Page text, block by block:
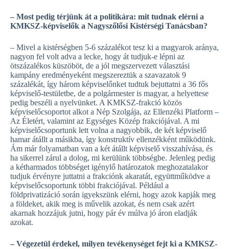
– Most pedig térjünk át a politikára: mit tudnak elérni a
KMKSZ-képviselők a Nagyszőlősi Kistérségi Tanácsban?
– Mivel a kistérségben 5-6 százalékot tesz ki a magyarok aránya,
nagyon fel volt adva a lecke, hogy át tudjuk-e lépni az
ötszázalékos küszöböt, de a jól megszervezett választási
kampány eredményeként megszereztük a szavazatok 9
százalékát, így három képviselőnket tudtuk bejuttatni a 36 fős
képviselő-testületbe, de a polgármester is magyar, a helyettese
pedig beszéli a nyelvünket. A KMKSZ-frakció közös
képviselőcsoportot alkot a Nép Szolgája, az Ellenzéki Platform –
Az Életért, valamint az Egységes Közép frakciójával. A mi
képviselőcsoportunk lett volna a nagyobbik, de két képviselő
hamar átállt a másikba, így konstruktív ellenzékként működünk.
Ám már folyamatban van a két átállt képviselő visszahívása, és
ha sikerrel zárul a dolog, mi kerülünk többségbe. Jelenleg pedig
a kétharmados többséget igénylő határozatok meghozatalakor
tudjuk érvényre juttatni a frakciónk akaratát, együttműködve a
képviselőcsoportunk többi frakciójával. Például a
földprivatizáció során igyekszünk elérni, hogy azok kapják meg
a földeket, akik meg is művelik azokat, és nem csak azért
akarnak hozzájuk jutni, hogy pár év múlva jó áron eladják
azokat.
– Végezetül érdekel, milyen tevékenységet fejt ki a KMKSZ-